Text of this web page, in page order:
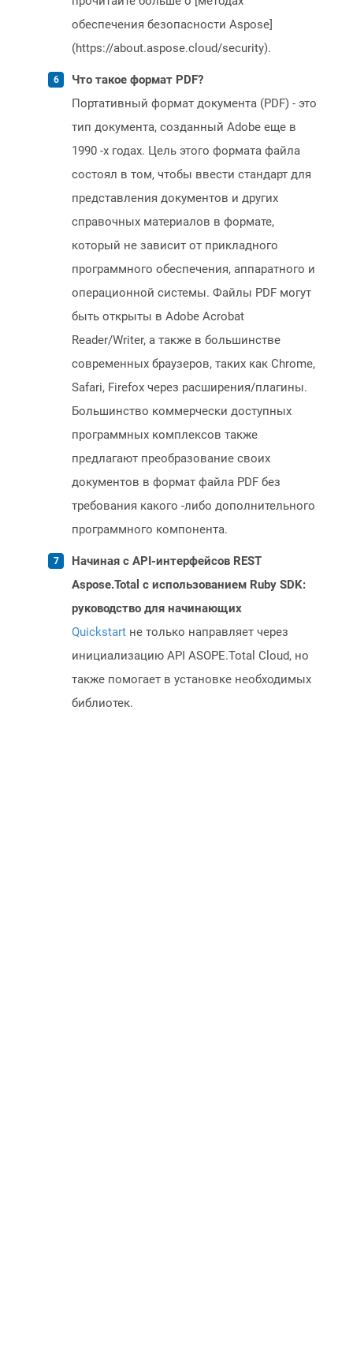
обеспечения безопасности Aspose]
(https://about.aspose.cloud/security).
Что такое формат PDF?
Портативный формат документа (PDF) - это
тип документа, созданный Adobe еще в
1990 -х годах. Цель этого формата файла
состоял в том, чтобы ввести стандарт для
представления документов и других
справочных материалов в формате,
который не зависит от прикладного
программного обеспечения, аппаратного и
операционной системы. Файлы PDF могут
быть открыты в Adobe Acrobat
Reader/Writer, а также в большинстве
современных браузеров, таких как Chrome,
Safari, Firefox через расширения/плагины.
Большинство коммерчески доступных
программных комплексов также
предлагают преобразование своих
документов в формат файла PDF без
требования какого -либо дополнительного
программного компонента.
Начиная с API-интерфейсов REST
Aspose.Total с использованием Ruby SDK:
руководство для начинающих
Quickstart не только направляет через
инициализацию API ASOPE.Total Cloud, но
также помогает в установке необходимых
библиотек.